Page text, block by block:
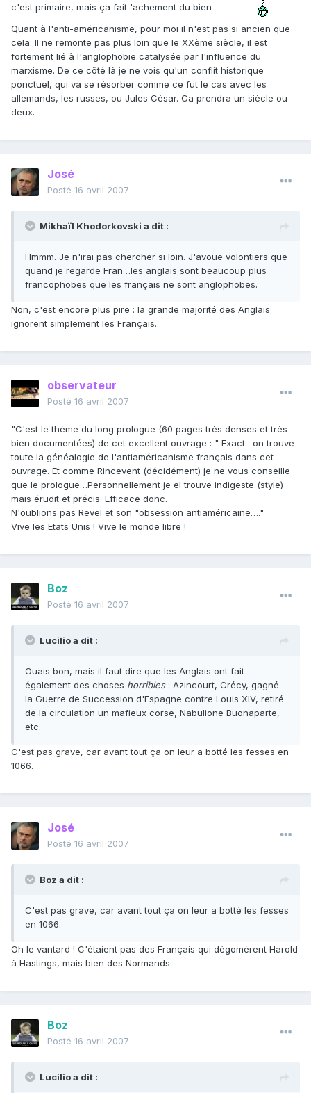
c'est primaire, mais ça fait 'achement du bien
Quant à l'anti-américanisme, pour moi il n'est pas si ancien que
cela. Il ne remonte pas plus loin que le XXème siècle, il est
fortement lié à l'anglophobie catalysée par l'influence du
marxisme. De ce côté là je ne vois qu'un conflit historique
ponctuel, qui va se résorber comme ce fut le cas avec les
allemands, les russes, ou Jules César. Ca prendra un siècle ou
deux.
José
Posté 16 avril 2007
Mikhaïl Khodorkovski a dit :
Hmmm. Je n'irai pas chercher si loin. J'avoue volontiers que
quand je regarde Fran…les anglais sont beaucoup plus
francophobes que les français ne sont anglophobes.
Non, c'est encore plus pire : la grande majorité des Anglais
ignorent simplement les Français.
observateur
Posté 16 avril 2007
"C'est le thème du long prologue (60 pages très denses et très
bien documentées) de cet excellent ouvrage : " Exact : on trouve
toute la généalogie de l'antiaméricanisme français dans cet
ouvrage. Et comme Rincevent (décidément) je ne vous conseille
que le prologue…Personnellement je el trouve indigeste (style)
mais érudit et précis. Efficace donc.
N'oublions pas Revel et son "obsession antiaméricaine…."
Vive les Etats Unis ! Vive le monde libre !
Boz
Posté 16 avril 2007
Lucilio a dit :
Ouais bon, mais il faut dire que les Anglais ont fait
également des choses horribles: Azincourt, Crécy, gagné
la Guerre de Succession d'Espagne contre Louis XIV, retiré
de la circulation un mafieux corse, Nabulione Buonaparte,
etc.
C'est pas grave, car avant tout ça on leur a botté les fesses en
1066.
José
Posté 16 avril 2007
Boz a dit :
C'est pas grave, car avant tout ça on leur a botté les fesses
en 1066.
Oh le vantard ! C'étaient pas des Français qui dégomèrent Harold
à Hastings, mais bien des Normands.
Boz
Posté 16 avril 2007
Lucilio a dit :